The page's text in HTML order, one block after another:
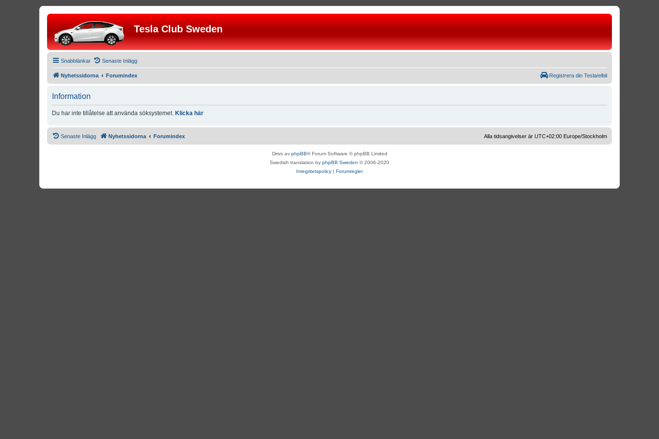
Tesla Club Sweden
Snabblänkar Senaste Inlägg
Nyhetssidorna Forumindex Registrera din Tesla/elbil
Information
Du har inte tillåtelse att använda söksystemet. Klicka här
Senaste Inlägg Nyhetssidorna Forumindex Alla tidsangivelser är UTC+02:00 Europe/Stockholm
Drivs av phpBB® Forum Software © phpBB Limited
Swedish translation by phpBB Sweden © 2006-2020
Integritetspolicy | Forumregler